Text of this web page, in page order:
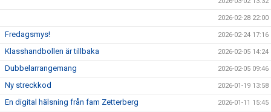
2026-02-28 22:00
Fredagsmys! 2026-02-24 17:16
Klasshandbollen är tillbaka 2026-02-05 14:24
Dubbelarrangemang 2026-02-05 09:46
Ny streckkod 2026-01-19 13:58
En digital hälsning från fam Zetterberg 2026-01-11 15:45